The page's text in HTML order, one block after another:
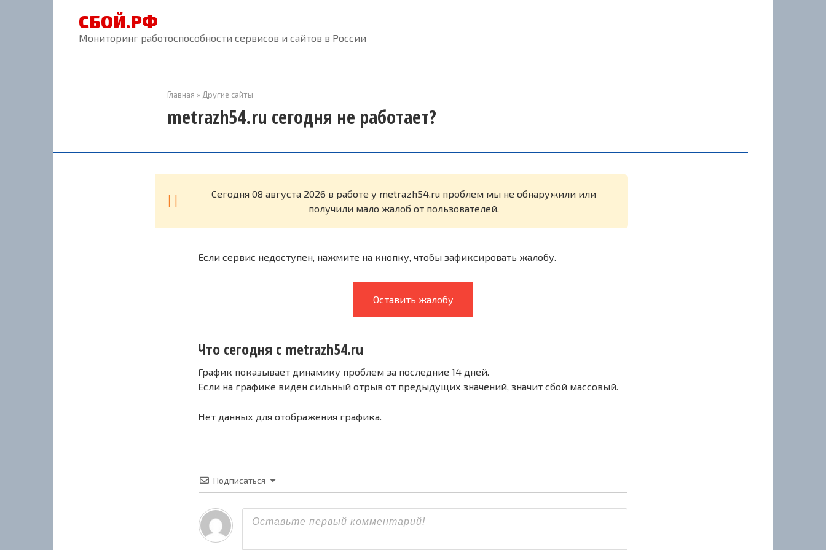
СБОЙ.РФ
Мониторинг работоспособности сервисов и сайтов в России
Главная » Другие сайты
metrazh54.ru сегодня не работает?
Cегодня 08 августа 2026 в работе у metrazh54.ru проблем мы не обнаружили или
получили мало жалоб от пользователей.
Если сервис недоступен, нажмите на кнопку, чтобы зафиксировать жалобу.
Оставить жалобу
Что сегодня с metrazh54.ru
График показывает динамику проблем за последние 14 дней.
Если на графике виден сильный отрыв от предыдущих значений, значит сбой массовый.
Нет данных для отображения графика.
Подписаться